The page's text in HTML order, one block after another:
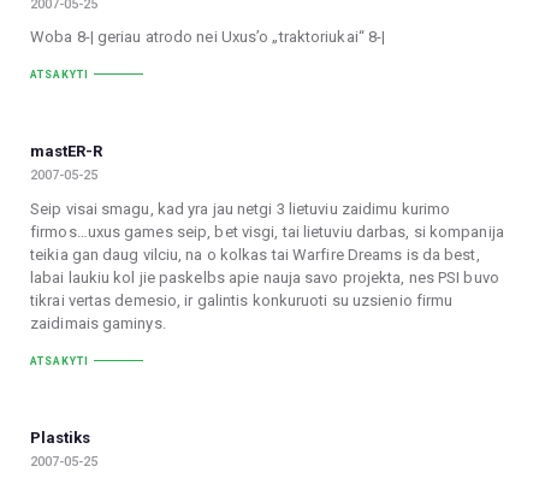
2007-05-25
Woba 8-| geriau atrodo nei Uxus’o „traktoriukai“ 8-|
ATSAKYTI
mastER-R
2007-05-25
Seip visai smagu, kad yra jau netgi 3 lietuviu zaidimu kurimo
firmos…uxus games seip, bet visgi, tai lietuviu darbas, si kompanija
teikia gan daug vilciu, na o kolkas tai Warfire Dreams is da best,
labai laukiu kol jie paskelbs apie nauja savo projekta, nes PSI buvo
tikrai vertas demesio, ir galintis konkuruoti su uzsienio firmu
zaidimais gaminys.
ATSAKYTI
Plastiks
2007-05-25